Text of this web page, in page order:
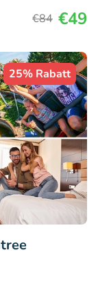
€84 €49
25% Rabatt